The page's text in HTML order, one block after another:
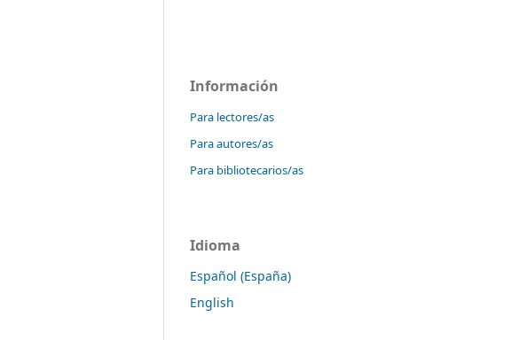
Información
Para lectores/as
Para autores/as
Para bibliotecarios/as
Idioma
Español (España)
English